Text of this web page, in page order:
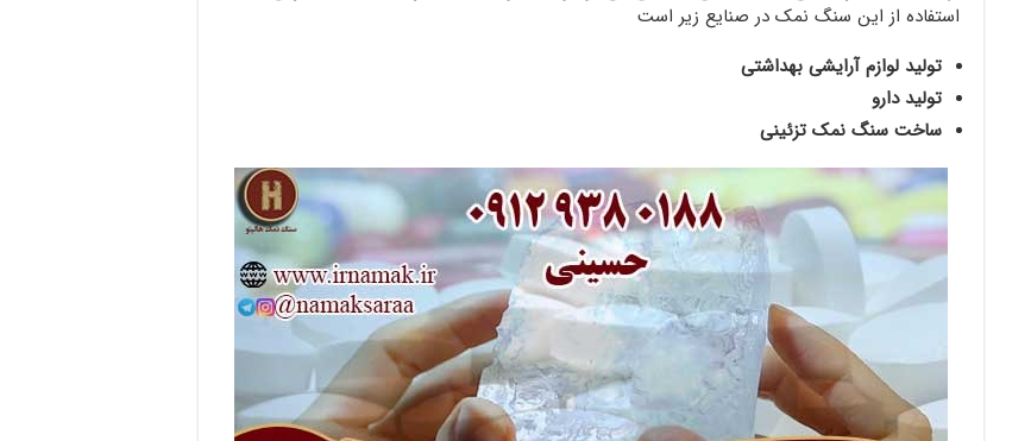
استفاده از این سنگ نمک در صنایع زیر است
تولید لوازم آرایشی بهداشتی
تولید دارو
ساخت سنگ نمک تزئینی